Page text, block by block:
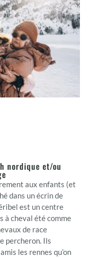
nordique et/ou
aux enfants (et
dans un écrin de
est un centre
à cheval été comme
de race
percheron. Ils
les rennes qu’on